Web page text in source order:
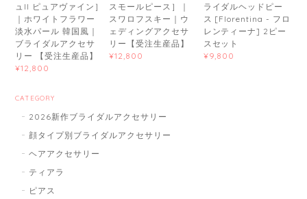
ュII ピュアヴァイン］
｜ホワイトフラワー
淡水パール 韓国風｜
ブライダルアクセサ
リー 【受注生産品】
¥12,800
スモールピース］｜
スワロフスキー｜ウ
ェディングアクセサ
リー【受注生産品】
¥12,800
ライダルヘッドピー
ス [Florentina - フロ
レンティーナ] 2ピー
スセット
¥9,800
CATEGORY
2026新作ブライダルアクセサリー
顔タイプ別ブライダルアクセサリー
ヘアアクセサリー
ティアラ
ピアス